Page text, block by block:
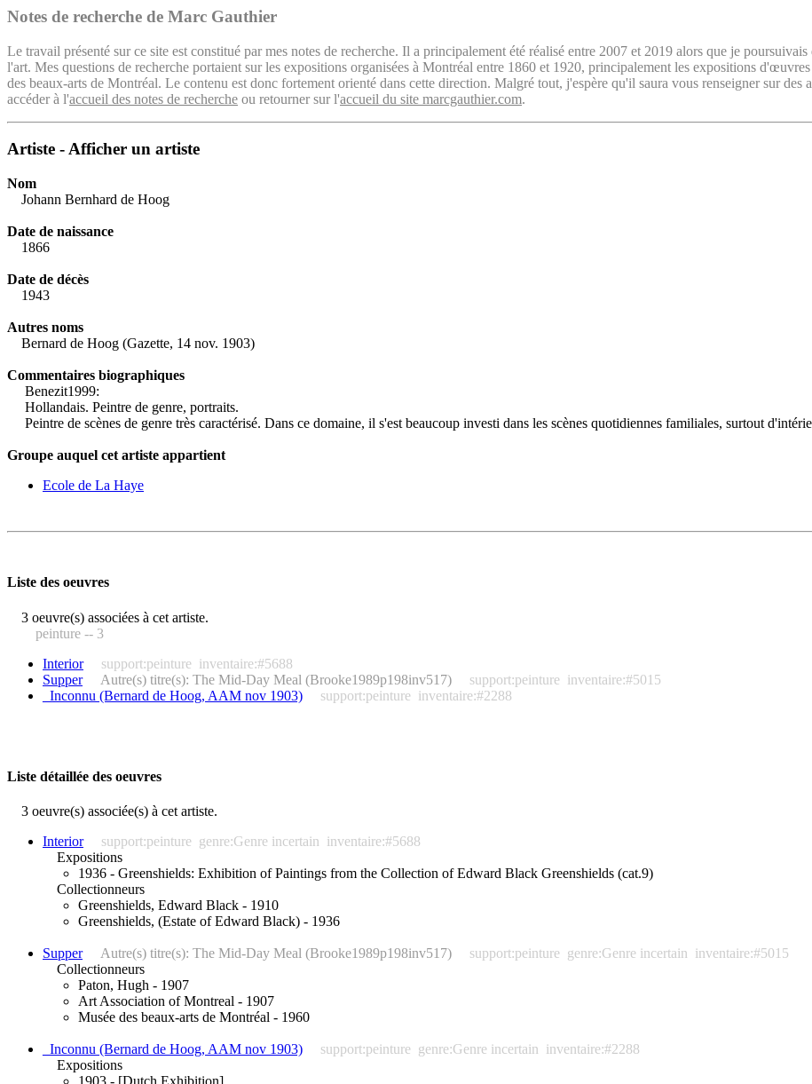
Notes de recherche de Marc Gauthier
Le travail présenté sur ce site est constitué par mes notes de recherche. Il a principalement été réalisé entre 2007 et 2019 alors que je
l'art. Mes questions de recherche portaient sur les expositions organisées à Montréal entre 1860 et 1920, principalement les expositions
des beaux-arts de Montréal. Le contenu est donc fortement orienté dans cette direction. Malgré tout, j'espère qu'il saura vous renseigner sur des
accéder à l'accueil des notes de recherche ou retourner sur l'accueil du site marcgauthier.com.
Artiste - Afficher un artiste
Nom
Johann Bernhard de Hoog
Date de naissance
1866
Date de décès
1943
Autres noms
Bernard de Hoog (Gazette, 14 nov. 1903)
Commentaires biographiques
Benezit1999:
Hollandais. Peintre de genre, portraits.
Peintre de scènes de genre très caractérisé. Dans ce domaine, il s'est beaucoup investi dans les scènes quotidiennes familiales, surtout
Groupe auquel cet artiste appartient
Ecole de La Haye
Liste des oeuvres
3 oeuvre(s) associées à cet artiste.
peinture -- 3
Interior
support:peinture inventaire:#5688
Supper
Autre(s) titre(s): The Mid-Day Meal (Brooke1989p198inv517) support:peinture inventaire:#5015
_Inconnu (Bernard de Hoog, AAM nov 1903)
support:peinture inventaire:#2288
Liste détaillée des oeuvres
3 oeuvre(s) associée(s) à cet artiste.
Interior
support:peinture genre:Genre incertain inventaire:#5688
Expositions
1936 - Greenshields: Exhibition of Paintings from the Collection of Edward Black Greenshields (cat.9)
Collectionneurs
Greenshields, Edward Black - 1910
Greenshields, (Estate of Edward Black) - 1936
Supper Autre(s) titre(s): The Mid-Day Meal (Brooke1989p198inv517) support:peinture genre:Genre incertain inventaire:#5015
Collectionneurs
Paton, Hugh - 1907
Art Association of Montreal - 1907
Musée des beaux-arts de Montréal - 1960
_Inconnu (Bernard de Hoog, AAM nov 1903) support:peinture genre:Genre incertain inventaire:#2288
Expositions